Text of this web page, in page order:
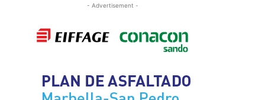
- Advertisement -